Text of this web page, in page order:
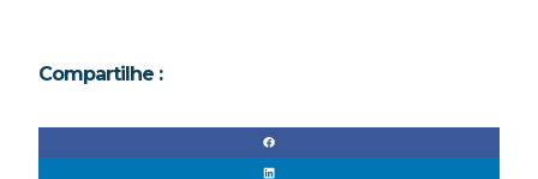
Compartilhe :